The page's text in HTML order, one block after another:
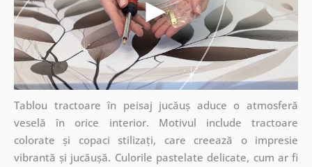
Tablou tractoare în peisaj jucăuș aduce o atmosferă
veselă în orice interior. Motivul include tractoare
colorate și copaci stilizați, care creează o impresie
vibrantă și jucăușă. Culorile pastelate delicate, cum ar fi